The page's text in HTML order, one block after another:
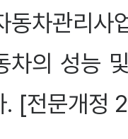
동차관리사
차의 성능
. [전문개정